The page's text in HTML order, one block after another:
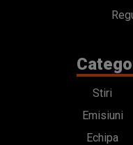
Stiri
Emisiuni
Echipa